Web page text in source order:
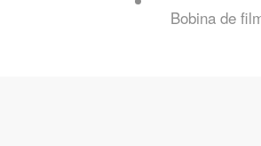
Bobina de